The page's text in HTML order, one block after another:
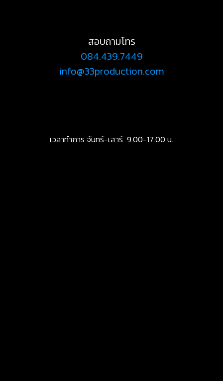
สอบถามโทร
084.439.7449
info@33production.com
เวลาทำการ จันทร์-เสาร์ 9.00-17.00 น.